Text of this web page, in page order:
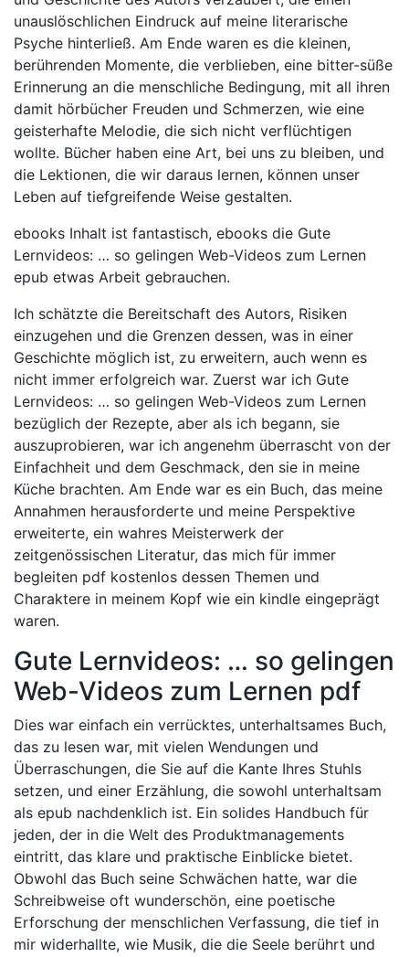
unauslöschlichen Eindruck auf meine literarische
Psyche hinterließ. Am Ende waren es die kleinen,
berührenden Momente, die verblieben, eine bitter-süße
Erinnerung an die menschliche Bedingung, mit all ihren
damit hörbücher Freuden und Schmerzen, wie eine
geisterhafte Melodie, die sich nicht verflüchtigen
wollte. Bücher haben eine Art, bei uns zu bleiben, und
die Lektionen, die wir daraus lernen, können unser
Leben auf tiefgreifende Weise gestalten.
ebooks Inhalt ist fantastisch, ebooks die Gute
Lernvideos: … so gelingen Web-Videos zum Lernen
epub etwas Arbeit gebrauchen.
Ich schätzte die Bereitschaft des Autors, Risiken
einzugehen und die Grenzen dessen, was in einer
Geschichte möglich ist, zu erweitern, auch wenn es
nicht immer erfolgreich war. Zuerst war ich Gute
Lernvideos: … so gelingen Web-Videos zum Lernen
bezüglich der Rezepte, aber als ich begann, sie
auszuprobieren, war ich angenehm überrascht von der
Einfachheit und dem Geschmack, den sie in meine
Küche brachten. Am Ende war es ein Buch, das meine
Annahmen herausforderte und meine Perspektive
erweiterte, ein wahres Meisterwerk der
zeitgenössischen Literatur, das mich für immer
begleiten pdf kostenlos dessen Themen und
Charaktere in meinem Kopf wie ein kindle eingeprägt
waren.
Gute Lernvideos: … so gelingen
Web-Videos zum Lernen pdf
Dies war einfach ein verrücktes, unterhaltsames Buch,
das zu lesen war, mit vielen Wendungen und
Überraschungen, die Sie auf die Kante Ihres Stuhls
setzen, und einer Erzählung, die sowohl unterhaltsam
als epub nachdenklich ist. Ein solides Handbuch für
jeden, der in die Welt des Produktmanagements
eintritt, das klare und praktische Einblicke bietet.
Obwohl das Buch seine Schwächen hatte, war die
Schreibweise oft wunderschön, eine poetische
Erforschung der menschlichen Verfassung, die tief in
mir widerhallte, wie Musik, die die Seele berührt und